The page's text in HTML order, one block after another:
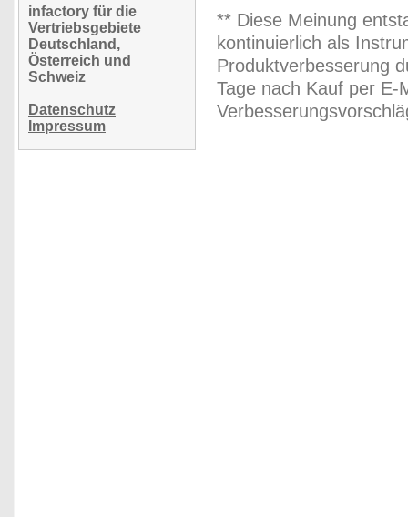
infactory für die
Vertriebsgebiete
Deutschland,
Österreich und
Schweiz
Datenschutz
Impressum
** Diese Meinung
kontinuierlich als
Produktverbesserung
Tage nach Kauf per E-